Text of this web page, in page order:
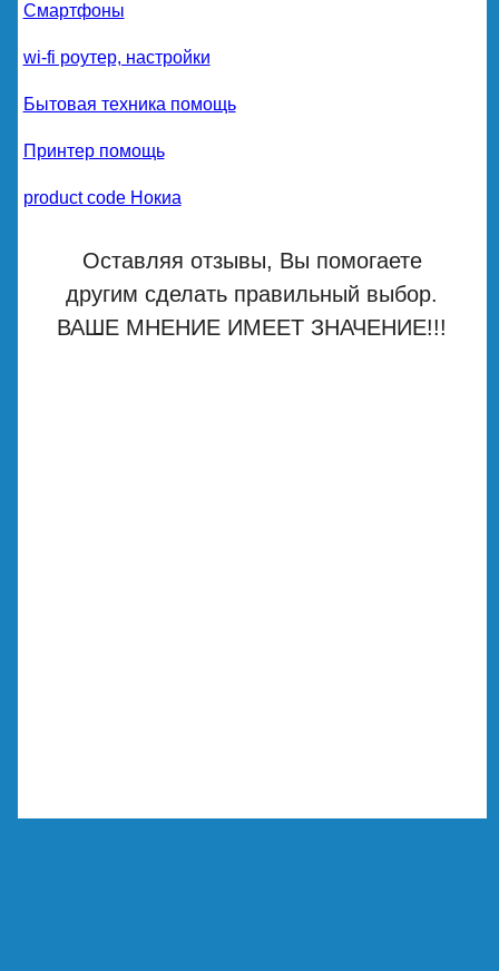
Смартфоны
wi-fi роутер, настройки
Бытовая техника помощь
Принтер помощь
product code Нокиа
Оставляя отзывы, Вы помогаете
другим сделать правильный выбор.
ВАШЕ МНЕНИЕ ИМЕЕТ ЗНАЧЕНИЕ!!!